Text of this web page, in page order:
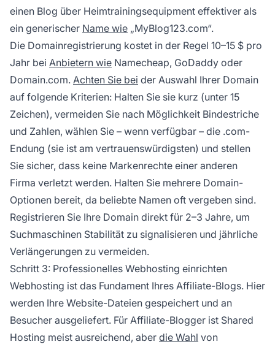
einen Blog über Heimtrainingsequipment effektiver als
ein generischer Name wie „MyBlog123.com“.
Die Domainregistrierung kostet in der Regel 10–15 $ pro
Jahr bei Anbietern wie Namecheap, GoDaddy oder
Domain.com. Achten Sie bei der Auswahl Ihrer Domain
auf folgende Kriterien: Halten Sie sie kurz (unter 15
Zeichen), vermeiden Sie nach Möglichkeit Bindestriche
und Zahlen, wählen Sie – wenn verfügbar – die .com-
Endung (sie ist am vertrauenswürdigsten) und stellen
Sie sicher, dass keine Markenrechte einer anderen
Firma verletzt werden. Halten Sie mehrere Domain-
Optionen bereit, da beliebte Namen oft vergeben sind.
Registrieren Sie Ihre Domain direkt für 2–3 Jahre, um
Suchmaschinen Stabilität zu signalisieren und jährliche
Verlängerungen zu vermeiden.
Schritt 3: Professionelles Webhosting einrichten
Webhosting ist das Fundament Ihres Affiliate-Blogs. Hier
werden Ihre Website-Dateien gespeichert und an
Besucher ausgeliefert. Für Affiliate-Blogger ist Shared
Hosting meist ausreichend, aber die Wahl von